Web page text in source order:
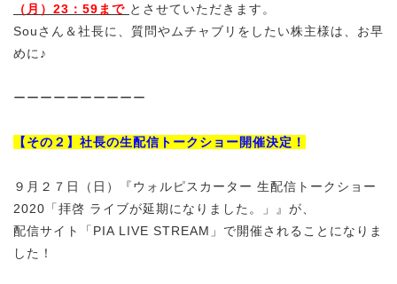
（月）23：59まで とさせていただきます。
Souさん＆社長に、質問やムチャブリをしたい株主様は、お早
めに♪
ーーーーーーーーーー
【その２】社長の生配信トークショー開催決定！
９月２７日（日）『ウォルピスカーター 生配信トークショー
2020「拝啓 ライブが延期になりました。」』が、
配信サイト「PIA LIVE STREAM」で開催されることになりま
した！